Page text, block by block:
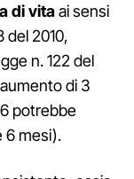
di vitaai sensi
del 2010,
n. 122 del
di 3
potrebbe
6 mesi).